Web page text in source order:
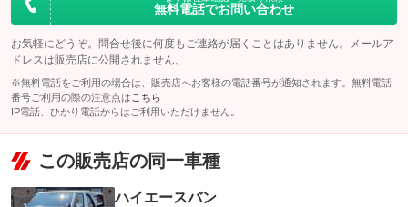
無料電話でお問い合わせ
お気軽にどうぞ。問合せ後に何度もご連絡が届くことはありません。メールア
ドレスは販売店に公開されません。
※無料電話をご利用の場合は、販売店へお客様の電話番号が通知されます。無料電話
番号ご利用の際の注意点は こちら
IP電話、ひかり電話からはご利用いただけません。
この販売店の同一車種
ハイエースバン